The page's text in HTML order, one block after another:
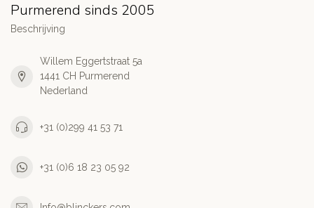
Purmerend sinds 2005
Beschrijving
Willem Eggertstraat 5a
1441 CH Purmerend
Nederland
+31 (0)299 41 53 71
+31 (0)6 18 23 05 92